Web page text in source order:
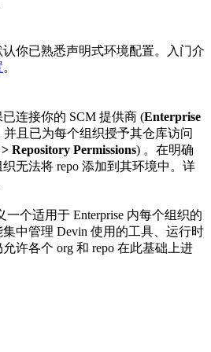
你已熟悉声明式环境配置。入门介
。
已连接你的 SCM 提供商 (Enterprise
并且已为每个组织授予其仓库访问
Repository Permissions) 。在明确
无法将 repo 添加到其环境中。详
一个适用于 Enterprise 内每个组织的
中管理 Devin 使用的工具、运行时
许各个 org 和 repo 在此基础上进